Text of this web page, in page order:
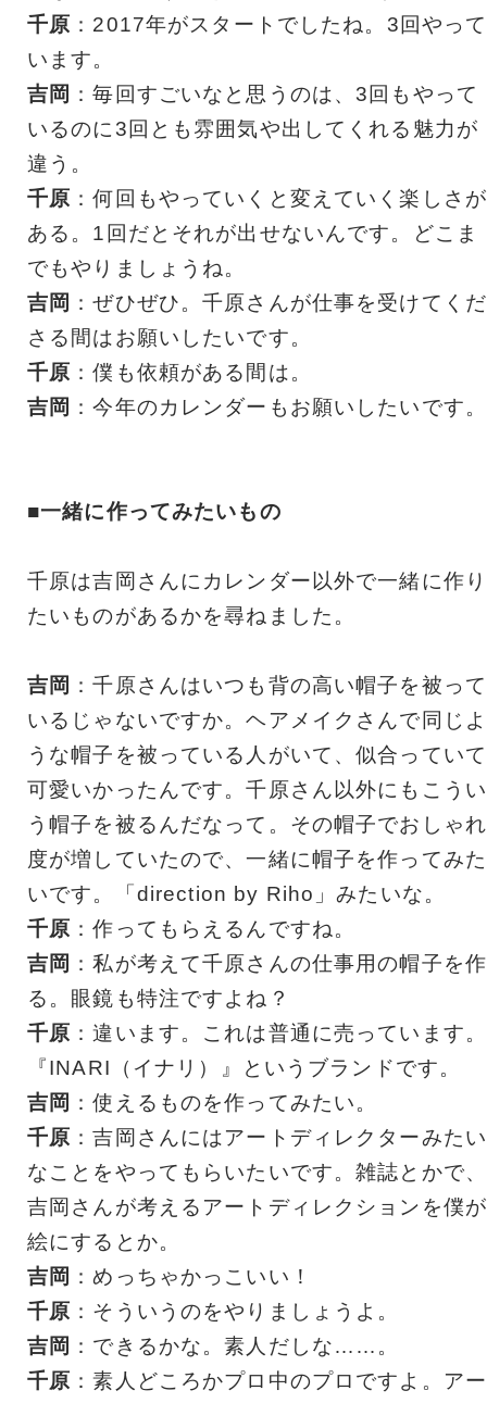
千原 ：2017年がスタートでしたね。3回やって
います。
吉岡 ：毎回すごいなと思うのは、3回もやって
いるのに3回とも雰囲気や出してくれる魅力が
違う。
千原 ：何回もやっていくと変えていく楽しさが
ある。1回だとそれが出せないんです。どこま
でもやりましょうね。
吉岡 ：ぜひぜひ。千原さんが仕事を受けてくだ
さる間はお願いしたいです。
千原 ：僕も依頼がある間は。
吉岡 ：今年のカレンダーもお願いしたいです。
■一緒に作ってみたいもの
千原は吉岡さんにカレンダー以外で一緒に作り
たいものがあるかを尋ねました。
吉岡 ：千原さんはいつも背の高い帽子を被って
いるじゃないですか。ヘアメイクさんで同じよ
うな帽子を被っている人がいて、似合っていて
可愛いかったんです。千原さん以外にもこうい
う帽子を被るんだなって。その帽子でおしゃれ
度が増していたので、一緒に帽子を作ってみた
いです。「direction by Riho」みたいな。
千原 ：作ってもらえるんですね。
吉岡 ：私が考えて千原さんの仕事用の帽子を作
る。眼鏡も特注ですよね？
千原 ：違います。これは普通に売っています。
『INARI（イナリ）』というブランドです。
吉岡 ：使えるものを作ってみたい。
千原 ：吉岡さんにはアートディレクターみたい
なことをやってもらいたいです。雑誌とかで、
吉岡さんが考えるアートディレクションを僕が
絵にするとか。
吉岡 ：めっちゃかっこいい！
千原 ：そういうのをやりましょうよ。
吉岡 ：できるかな。素人だしな……。
千原 ：素人どころかプロ中のプロですよ。アー